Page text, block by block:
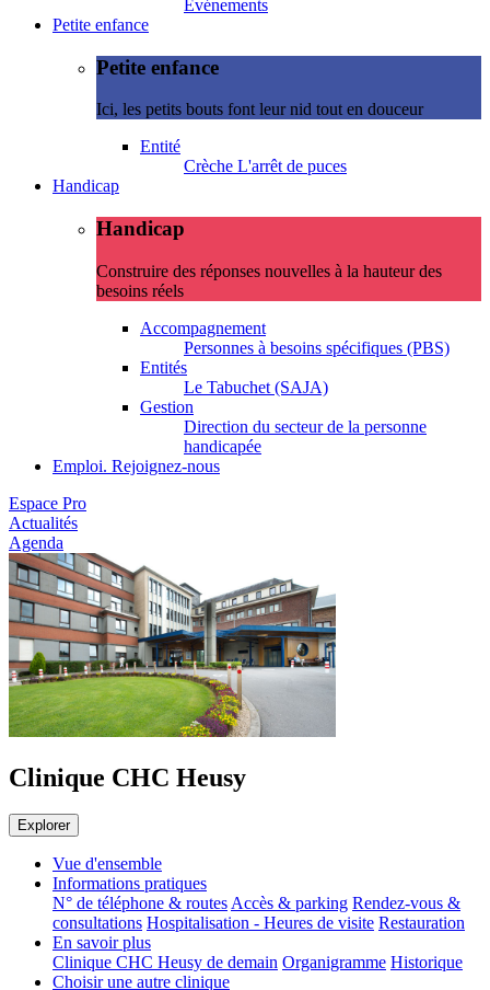
Evénements
Petite enfance
Petite enfance
Ici, les petits bouts font leur nid tout en douceur
Entité
Crèche L'arrêt de puces
Handicap
Handicap
Construire des réponses nouvelles à la hauteur des
besoins réels
Accompagnement
Personnes à besoins spécifiques (PBS)
Entités
Le Tabuchet (SAJA)
Gestion
Direction du secteur de la personne
handicapée
Emploi. Rejoignez-nous
Espace Pro
Actualités
Agenda
Clinique CHC Heusy
Explorer
Vue d'ensemble
Informations pratiques
N° de téléphone & routesAccès & parking Rendez-vous &
consultations Hospitalisation - Heures de visite Restauration
En savoir plus
Clinique CHC Heusy de demain Organigramme Historique
Choisir une autre clinique